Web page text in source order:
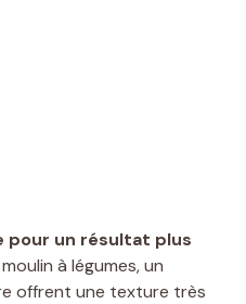
pour un résultat plus
à légumes, un
offrent une texture très